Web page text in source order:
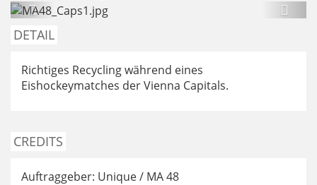
previous next
DETAIL
Richtiges Recycling während eines
Eishockeymatches der Vienna Capitals.
CREDITS
Auftraggeber: Unique / MA 48